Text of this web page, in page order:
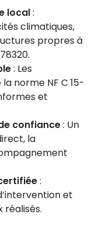
local:
climatiques,
propres à
: Les
norme NF C 15-
et
confiance: Un
la
:
et
réalisés.